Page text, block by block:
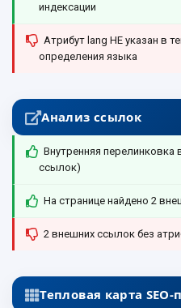
индексации
Атрибут lang НЕ указан в
определения языка
Анализ ссылок
Внутренняя перелинковка
ссылок)
На странице найдено 2
2 внешних ссылок без
Тепловая карта